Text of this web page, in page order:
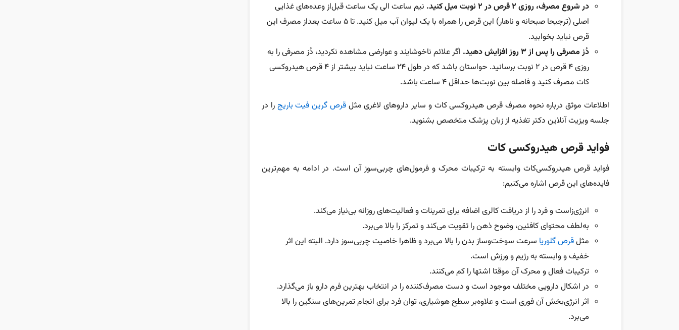
در شروع مصرف، روزی ۲ قرص در ۲ نوبت میل کنید.
نیم ساعت الی یک ساعت قبل‌از وعده‌های غذایی
اصلی (ترجیحا صبحانه و ناهار) این قرص را همراه با یک لیوان آب میل کنید. تا ۵ ساعت بعداز مصرف این
قرص نباید بخوابید.
دُز مصرفی را پس از ۳ روز افزایش دهید.
اگر علائم ناخوشایند و عوارضی مشاهده نکردید، دُز مصرفی را به
روزی ۴ قرص در ۲ نوبت برسانید. حواستان باشد که در طول ۲۴ ساعت نباید بیشتر از ۴ قرص هیدروکسی
کات مصرف کنید و فاصله بین نوبت‌ها حداقل ۴ ساعت باشد.
اطلاعات موثق درباره نحوه مصرف قرص هیدروکسی کات و سایر داروهای لاغری مثلقرص گرین فیت باریج را در
جلسه ویزیت آنلاین دکتر تغذیه از زبان پزشک متخصص بشنوید.
فواید قرص هیدروکسی کات
فواید قرص هیدروکسی‌کات وابسته به ترکیبات محرک و فرمول‌های چربی‌سوز آن است. در ادامه به مهم‌ترین
فایده‌های این قرص اشاره می‌کنیم:
انرژی‌زاست و فرد را از دریافت کالری اضافه برای تمرینات و فعالیت‌های روزانه بی‌نیاز می‌کند.
به‌لطف محتوای کافئین، وضوح ذهن را تقویت می‌کند و تمرکز را بالا می‌برد.
مثلقرص گلوریا سرعت سوخت‌و‌ساز بدن را بالا می‌برد و ظاهرا خاصیت چربی‌سوز دارد. البته این اثر
خفیف و وابسته به رژیم و ورزش است.
ترکیبات فعال و محرک آن موقتا اشتها را کم می‌کنند.
در اشکال دارویی مختلف موجود است و دست مصرف‌کننده را در انتخاب بهترین فرم دارو باز می‌گذارد.
اثر انرژی‌بخش آن فوری است و علاوه‌بر سطح هوشیاری، توان فرد برای انجام تمرین‌های سنگین را بالا
می‌برد.